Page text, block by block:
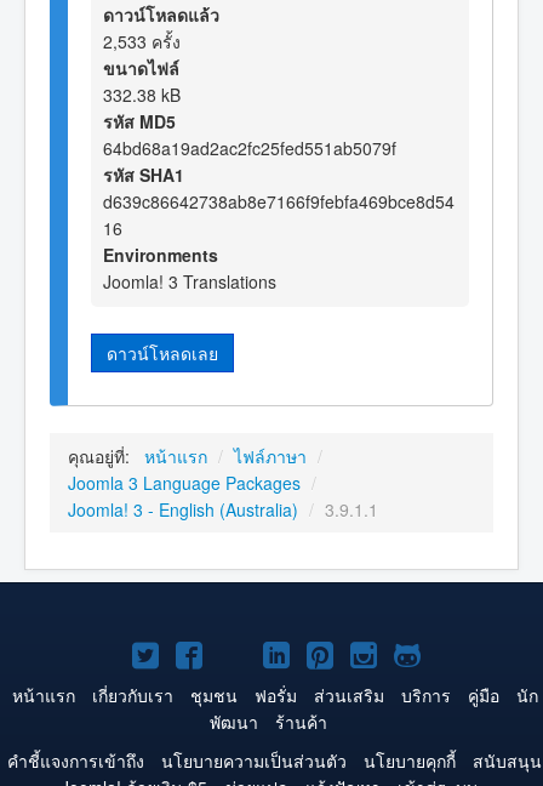
ดาวน์โหลดแล้ว
2,533 ครั้ง
ขนาดไฟล์
332.38 kB
รหัส MD5
64bd68a19ad2ac2fc25fed551ab5079f
รหัส SHA1
d639c86642738ab8e7166f9febfa469bce8d54
16
Environments
Joomla! 3 Translations
ดาวน์โหลดเลย
คุณอยู่ที่: หน้าแรก / ไฟล์ภาษา /
Joomla 3 Language Packages /
Joomla! 3 - English (Australia) / 3.9.1.1
Joomla!
บน
Twitter
Joomla!
บน
Facebook
Joomla!
บน
YouTube
Joomla!
บน
LinkedIn
Joomla!
บน
Pinterest
Joomla!
บน
Joomla!
บน
หน้าแรก เกี่ยวกับเรา ชุมชน ฟอรั่ม ส่วนเสริม บริการ คู่มือ
นัก
พัฒนา
ร้านค้า
คำชี้แจงการเข้าถึง
นโยบายความเป็นส่วนตัว นโยบายคุกกี้
สนับสนุน